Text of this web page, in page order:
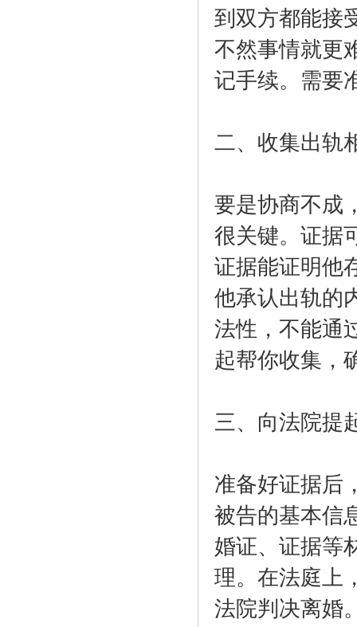
到双方都能接
不然事情就更
记手续。需要
二、收集出轨
要是协商不成
很关键。证据
证据能证明他
他承认出轨的
法性，不能通
起帮你收集，
三、向法院提
准备好证据后
被告的基本信
婚证、证据等
理。在法庭上
法院判决离婚